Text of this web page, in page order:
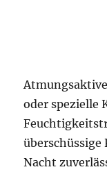
oder spezielle
Nacht